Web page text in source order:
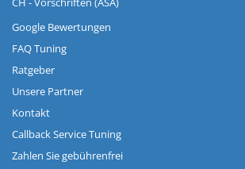
Google Bewertungen
FAQ Tuning
Ratgeber
Unsere Partner
Kontakt
Callback Service Tuning
Zahlen Sie gebührenfrei